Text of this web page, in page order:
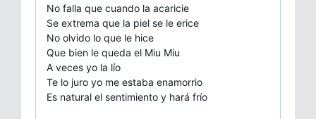
No falla que cuando la acaricie
Se extrema que la piel se le erice
No olvido lo que le hice
Que bien le queda el Miu Miu
A veces yo la lío
Te lo juro yo me estaba enamorrio
Es natural el sentimiento y hará frío